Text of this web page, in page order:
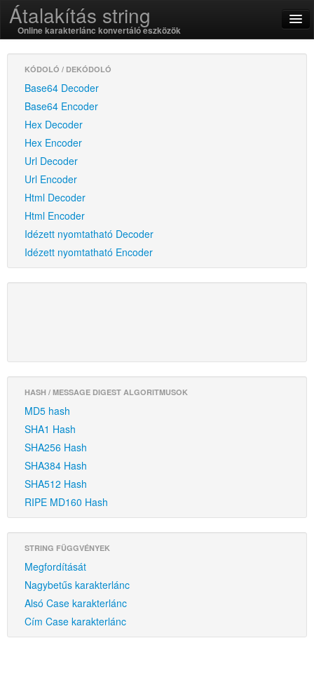
Átalakítás string
Online karakterlánc konvertáló eszközök
English
magyar
SSL On
Kódolás / dekódolás
String függvények
Hash függvények
KÓDOLÓ / DEKÓDOLÓ
Base64 Decoder
Base64 Encoder
Hex Decoder
Hex Encoder
Url Decoder
Url Encoder
Html Decoder
Html Encoder
Idézett nyomtatható Decoder
Idézett nyomtatható Encoder
HASH / MESSAGE DIGEST ALGORITMUSOK
MD5 hash
SHA1 Hash
SHA256 Hash
SHA384 Hash
SHA512 Hash
RIPE MD160 Hash
STRING FÜGGVÉNYEK
Megfordítását
Nagybetűs karakterlánc
Alsó Case karakterlánc
Cím Case karakterlánc